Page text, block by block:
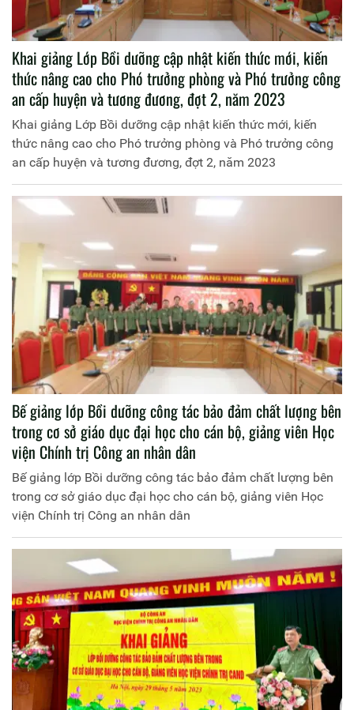
Khai giảng Lớp Bồi dưỡng cập nhật kiến thức mới, kiến
thức nâng cao cho Phó trưởng phòng và Phó trưởng công
an cấp huyện và tương đương, đợt 2, năm 2023
Khai giảng Lớp Bồi dưỡng cập nhật kiến thức mới, kiến
thức nâng cao cho Phó trưởng phòng và Phó trưởng công
an cấp huyện và tương đương, đợt 2, năm 2023
Bế giảng lớp Bồi dưỡng công tác bảo đảm chất lượng bên
trong cơ sở giáo dục đại học cho cán bộ, giảng viên Học
viện Chính trị Công an nhân dân
Bế giảng lớp Bồi dưỡng công tác bảo đảm chất lượng bên
trong cơ sở giáo dục đại học cho cán bộ, giảng viên Học
viện Chính trị Công an nhân dân